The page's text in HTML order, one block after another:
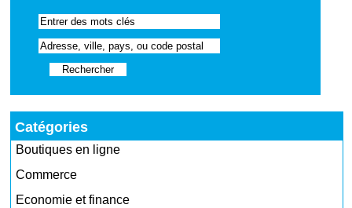
Catégories
Boutiques en ligne
Commerce
Economie et finance